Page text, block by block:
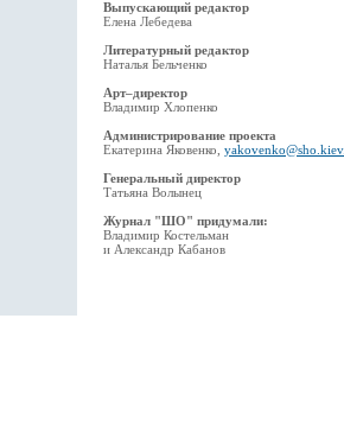
Выпускающий редактор
Елена Лебедева
Литературный редактор
Наталья Бельченко
Арт–директор
Владимир Хлопенко
Администрирование проекта
Екатерина Яковенко,
Генеральный директор
Татьяна Волынец
Журнал "ШО" придумали:
Владимир Костельман
и Александр Кабанов